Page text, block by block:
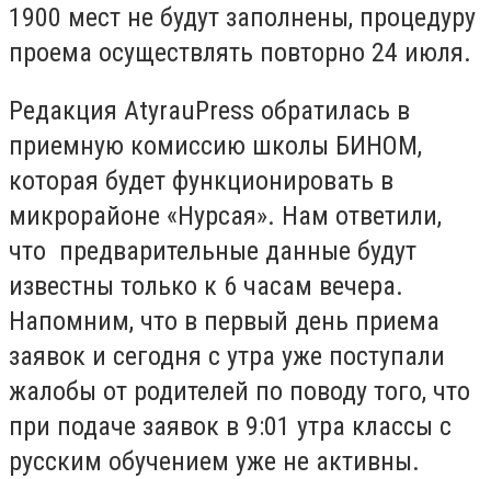
1900 мест не будут заполнены, процедуру
проема осуществлять повторно 24 июля.
Редакция AtyrauPress обратилась в
приемную комиссию школы БИНОМ,
которая будет функционировать в
микрорайоне «Нурсая». Нам ответили,
что предварительные данные будут
известны только к 6 часам вечера.
Напомним, что в первый день приема
заявок и сегодня с утра уже поступали
жалобы от родителей по поводу того, что
при подаче заявок в 9:01 утра классы с
русским обучением уже не активны.